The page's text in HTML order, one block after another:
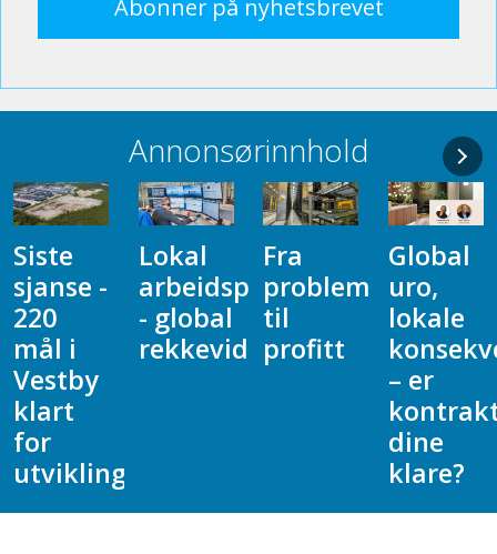
Annonsørinnhold
Lokal
arbeidsplass
- global
rekkevidde
Fra
problem
til
profitt
Global
uro,
lokale
konsekvenser
kontraktene
Slik
innredet
de
5000
på